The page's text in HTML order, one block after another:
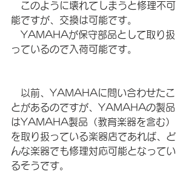
このように壊れてしまうと修理不可
能ですが、交換は可能です。
YAMAHAが保守部品として取り扱
っているので入荷可能です。
以前、YAMAHAに問い合わせたこ
とがあるのですが、YAMAHAの製品
はYAMAHA製品（教育楽器を含む）
を取り扱っている楽器店であれば、ど
んな楽器でも修理対応可能となってい
るそうです。